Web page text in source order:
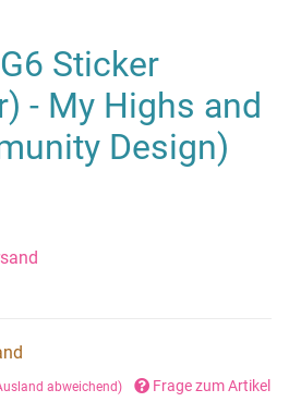
Sticker
- My Highs and
Design)
abweichend) Frage zum Artikel